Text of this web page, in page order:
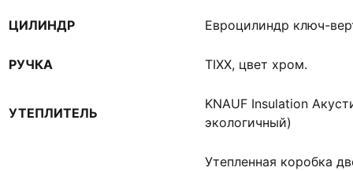
ЦИЛИНДР Евроцилиндр ключ-
РУЧКА TIXX, цвет хром.
УТЕПЛИТЕЛЬ
KNAUF Insulation
экологичный)
Утепленная коробка